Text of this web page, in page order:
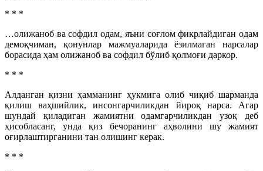
* * *
…олижаноб ва софдил одам, яъни соғлом фикрлайдиган одам
демоқчиман, қонунлар мажмуаларида ёзилмаган нарсалар
борасида ҳам олижаноб ва софдил бўлиб қолмоғи даркор.
* * *
Алданган қизни ҳамманинг ҳукмига олиб чиқиб шарманда
қилиш ваҳшийлик, инсонгарчиликдан йироқ нарса. Агар
шундай қиладиган жамиятни одамгарчиликдан узоқ деб
ҳисобласанг, унда қиз бечоранинг аҳволини шу жамият
оғирлаштирганини тан олишинг керак.
* * *